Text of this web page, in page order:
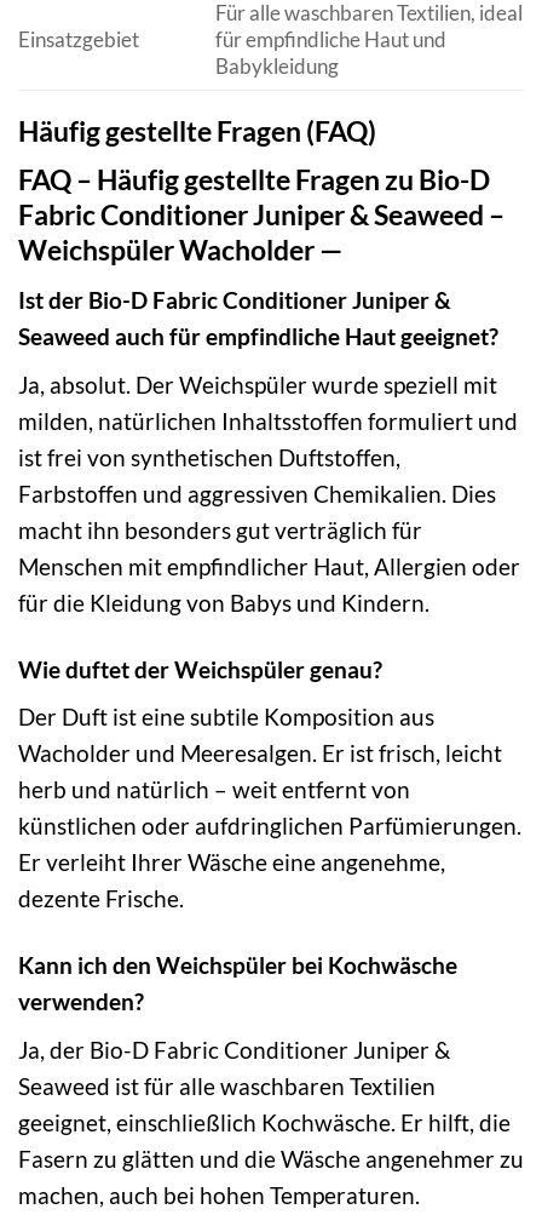
Einsatzgebiet
Für alle waschbaren Textilien, ideal
für empfindliche Haut und
Babykleidung
Häufig gestellte Fragen (FAQ)
FAQ – Häufig gestellte Fragen zu Bio-D
Fabric Conditioner Juniper & Seaweed –
Weichspüler Wacholder —
Ist der Bio-D Fabric Conditioner Juniper &
Seaweed auch für empfindliche Haut geeignet?
Ja, absolut. Der Weichspüler wurde speziell mit
milden, natürlichen Inhaltsstoffen formuliert und
ist frei von synthetischen Duftstoffen,
Farbstoffen und aggressiven Chemikalien. Dies
macht ihn besonders gut verträglich für
Menschen mit empfindlicher Haut, Allergien oder
für die Kleidung von Babys und Kindern.
Wie duftet der Weichspüler genau?
Der Duft ist eine subtile Komposition aus
Wacholder und Meeresalgen. Er ist frisch, leicht
herb und natürlich – weit entfernt von
künstlichen oder aufdringlichen Parfümierungen.
Er verleiht Ihrer Wäsche eine angenehme,
dezente Frische.
Kann ich den Weichspüler bei Kochwäsche
verwenden?
Ja, der Bio-D Fabric Conditioner Juniper &
Seaweed ist für alle waschbaren Textilien
geeignet, einschließlich Kochwäsche. Er hilft, die
Fasern zu glätten und die Wäsche angenehmer zu
machen, auch bei hohen Temperaturen.